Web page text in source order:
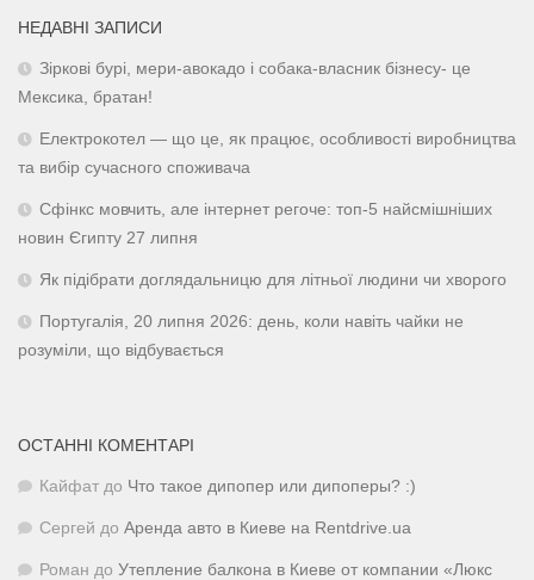
НЕДАВНІ ЗАПИСИ
Зіркові бурі, мери-авокадо і собака-власник бізнесу- це
Мексика, братан!
Електрокотел — що це, як працює, особливості виробництва
та вибір сучасного споживача
Сфінкс мовчить, але інтернет регоче: топ-5 найсмішніших
новин Єгипту 27 липня
Як підібрати доглядальницю для літньої людини чи хворого
Португалія, 20 липня 2026: день, коли навіть чайки не
розуміли, що відбувається
ОСТАННІ КОМЕНТАРІ
Кайфат до Что такое дипопер или дипоперы? :)
Сергей до Аренда авто в Киеве на Rentdrive.ua
Роман до Утепление балкона в Киеве от компании «Люкс